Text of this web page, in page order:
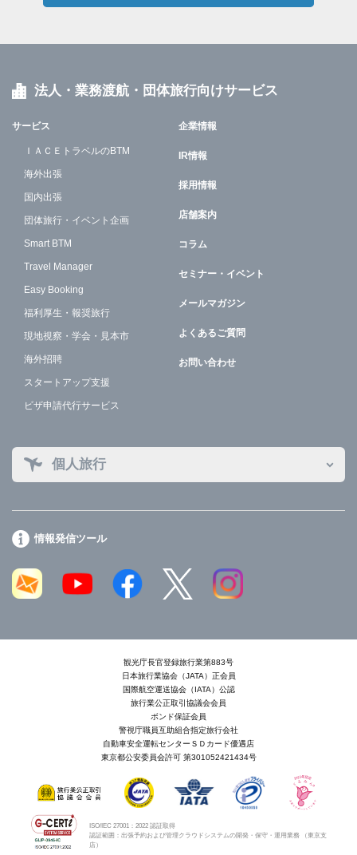
法人・業務渡航・団体旅行向けサービス
サービス
ＩＡＣＥトラベルのBTM
海外出張
国内出張
団体旅行・イベント企画
Smart BTM
Travel Manager
Easy Booking
福利厚生・報奨旅行
現地視察・学会・見本市
海外招聘
スタートアップ支援
ビザ申請代行サービス
企業情報
IR情報
採用情報
店舗案内
コラム
セミナー・イベント
メールマガジン
よくあるご質問
お問い合わせ
個人旅行
情報発信ツール
観光庁長官登録旅行業第883号
日本旅行業協会（JATA）正会員
国際航空運送協会（IATA）公認
旅行業公正取引協議会会員
ボンド保証会員
警視庁職員互助組合指定旅行会社
自動車安全運転センターＳＤカード優遇店
東京都公安委員会許可 第301052421434号
ISO/IEC 27001：2022 認証取得
認証範囲：出張予約および管理クラウドシステムの開発・保守・運用業務 （東京支
店）